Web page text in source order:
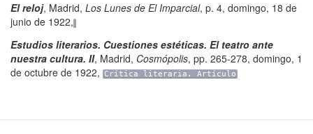
El reloj, Madrid, Los Lunes de El Imparcial, p. 4, domingo, 18 de
junio de 1922,
Estudios literarios. Cuestiones estéticas. El teatro ante
nuestra cultura. II, Madrid, Cosmópolis, pp. 265-278, domingo, 1
de octubre de 1922, Crítica literaria. Artículo